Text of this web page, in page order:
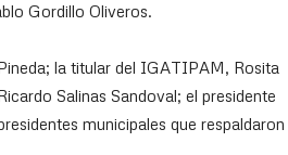
Gordillo Oliveros.
la titular del IGATIPAM, Rosita
Salinas Sandoval; el presidente
municipales que respaldaron